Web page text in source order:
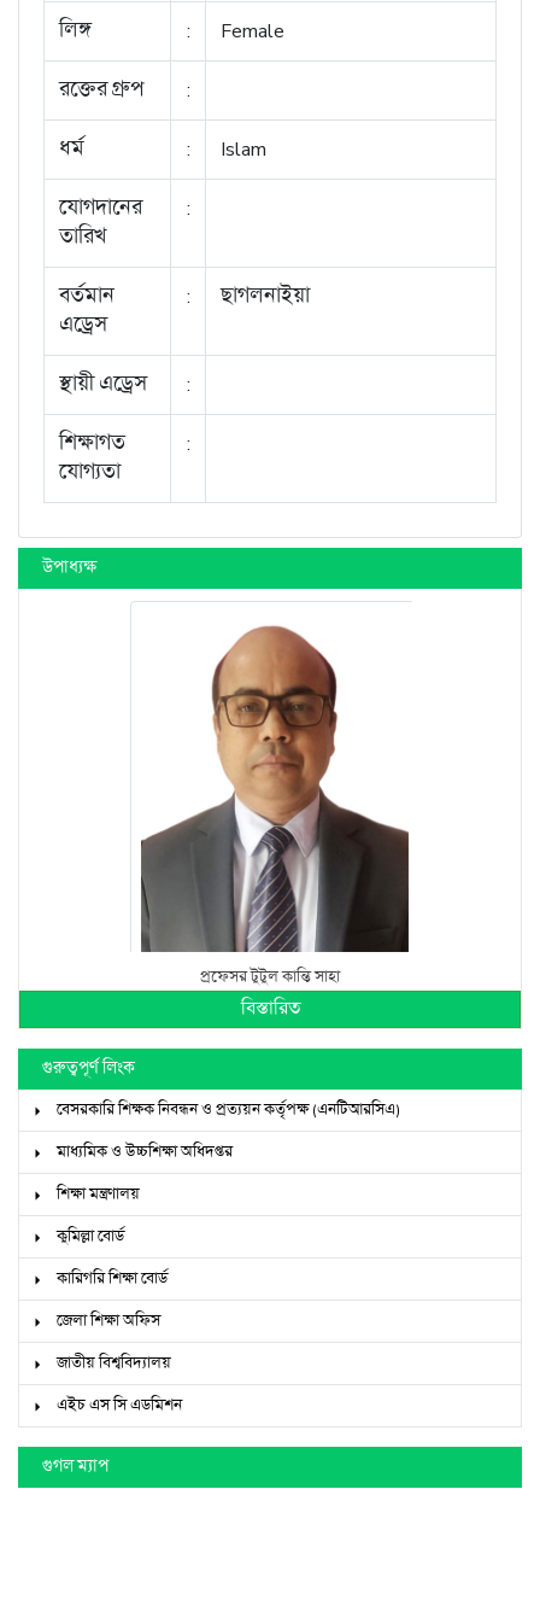
লিঙ্গ : Female
রক্তের গ্রুপ :
ধর্ম : Islam
যোগদানের
তারিখ
:
বর্তমান
এড্রেস
: ছাগলনাইয়া
স্থায়ী এড্রেস :
শিক্ষাগত
যোগ্যতা
:
উপাধ্যক্ষ
প্রফেসর টুটুল কান্তি সাহা
বিস্তারিত
গুরুত্বপূর্ণ লিংক
বেসরকারি শিক্ষক নিবন্ধন ও প্রত্যয়ন কর্তৃপক্ষ (এনটিআরসিএ)
মাধ্যমিক ও উচ্চশিক্ষা অধিদপ্তর
শিক্ষা মন্ত্রণালয়
কুমিল্লা বোর্ড
কারিগরি শিক্ষা বোর্ড
জেলা শিক্ষা অফিস
জাতীয় বিশ্ববিদ্যালয়
এইচ এস সি এডমিশন
গুগল ম্যাপ